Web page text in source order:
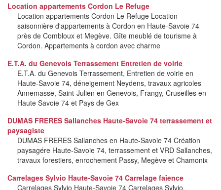
Location appartements Cordon Le Refuge
Location appartements Cordon Le Refuge Location
saisonnière d'appartements à Cordon en Haute-Savoie 74
près de Combloux et Megève. Gîte meublé de tourisme à
Cordon. Appartements à cordon avec charme
E.T.A. du Genevois Terrassement Entretien de voirie
E.T.A. du Genevois Terrassement, Entretien de voirie en
Haute-Savoie 74, déneigement Neydens, travaux agricoles
Annemasse, Saint-Julien en Genevois, Frangy, Cruseilles en
Haute Savoie 74 et Pays de Gex
DUMAS FRERES Sallanches Haute-Savoie 74 terrassement et
paysagiste
DUMAS FRERES Sallanches en Haute-Savoie 74 Création
paysagére Haute-Savoie 74, terrassement et VRD Sallanches,
travaux forestiers, enrochement Passy, Megève et Chamonix
Carrelages Sylvio Haute-Savoie 74 Carrelage faîence
Carrelages Sylvio Haute-Savoie 74 Carrelages Sylvio,